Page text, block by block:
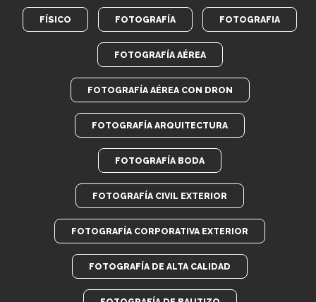
FÍSICO FOTOGRAFÍA FOTOGRAFIA
FOTOGRAFÍA AÉREA
FOTOGRAFÍA AÉREA CON DRON
FOTOGRAFÍA ARQUITECTURA
FOTOGRAFÍA BODA
FOTOGRAFÍA CIVIL EXTERIOR
FOTOGRAFÍA CORPORATIVA EXTERIOR
FOTOGRAFÍA DE ALTA CALIDAD